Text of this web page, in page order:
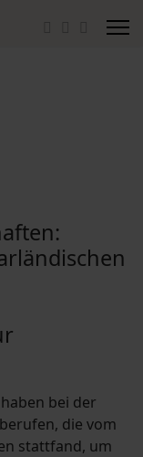
bei der
die vom
stattfand, um